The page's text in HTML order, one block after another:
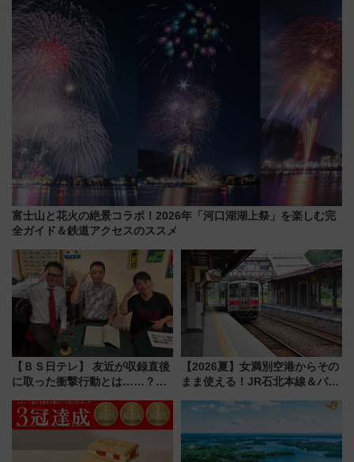
（札幌市）
富士山と花火の絶景コラボ！2026年「河口湖湖上祭」を楽しむ完
全ガイド＆鉄道アクセスのススメ
【ＢＳ日テレ】 友近が収録直後
に取った衝撃行動とは……？
で極上の夏祭り鉄道旅を放送
【2026夏】女満別空港からその
まま使える！JR石北本線＆バス
ーパス」でおトクに道東観光